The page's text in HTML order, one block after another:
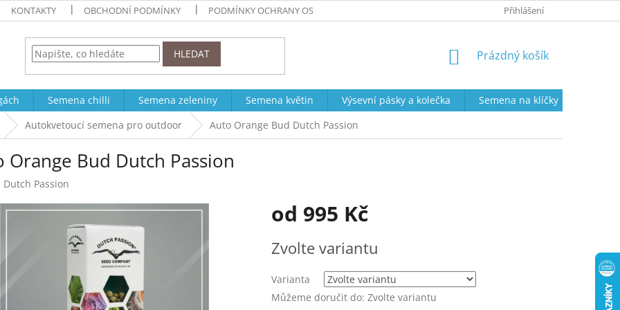
KONTAKTY OBCHODNÍ PODMÍNKY PODMÍNKY OCHRANY OSOBNÍCH ÚDAJŮ VRÁCENÍ ZBOŽÍ A
Přihlášení
HLEDAT
NÁKUPNÍ
Prázdný košík
Semena chilli Semena zeleniny Semena květin Výsevní pásky a kolečka Semena na klíčky
Autokvetoucí semena pro outdoor Auto Orange Bud Dutch Passion
Orange Bud Dutch Passion
Dutch Passion
od 995 Kč
cena:
Zvolte variantu
Varianta
Můžeme doručit do: Zvolte variantu